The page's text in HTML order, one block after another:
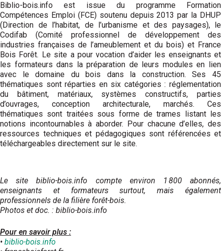
Biblio-bois.info est issue du programme Formation
Compétences Emploi (FCE) soutenu depuis 2013 par la DHUP
(Direction de l’habitat, de l’urbanisme et des paysages), le
Codifab (Comité professionnel de développement des
industries françaises de l’ameublement et du bois) et France
Bois Forêt. Le site a pour vocation d’aider les enseignants et
les formateurs dans la préparation de leurs modules en lien
avec le domaine du bois dans la construction. Ses 45
thématiques sont réparties en six catégories : réglementation
du bâtiment, matériaux, systèmes constructifs, parties
d’ouvrages, conception architecturale, marchés. Ces
thématiques sont traitées sous forme de trames listant les
notions incontournables à aborder. Pour chacune d’elles, des
ressources techniques et pédagogiques sont référencées et
téléchargeables directement sur le site.
Le site biblio-bois.info compte environ 1 800 abonnés,
enseignants et formateurs surtout, mais également
professionnels de la filière forêt-bois.
Photos et doc. : biblio-bois.info
Pour en savoir plus :
• biblio-bois.info